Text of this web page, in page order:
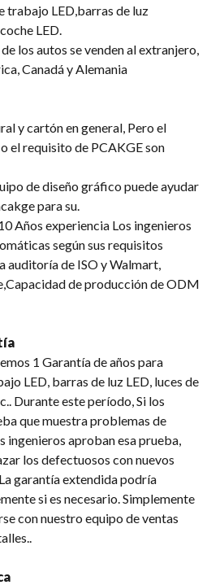
trabajo LED,barras de luz
LED.
los autos se venden al extranjero,
Canadá y Alemania
y cartón en general, Pero el
el requisito de PCAKGE son
de diseño gráfico puede ayudar
para su.
Años experiencia Los ingenieros
según sus requisitos
auditoría de ISO y Walmart,
de producción de ODM
1 Garantía de años para
LED, barras de luz LED, luces de
Durante este período, Si los
que muestra problemas de
ingenieros aproban esa prueba,
los defectuosos con nuevos
garantía extendida podría
si es necesario. Simplemente
con nuestro equipo de ventas